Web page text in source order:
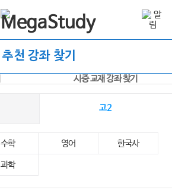
추천 강좌 찾기
시중 교재 강좌 찾기
고2
수학 영어 한국사
과학